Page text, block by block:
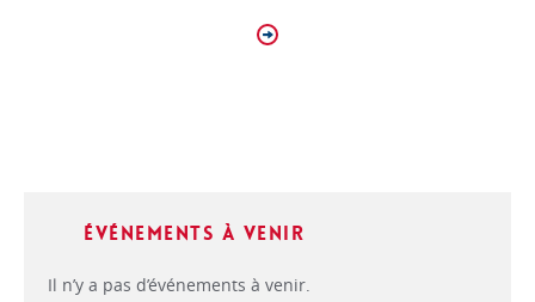
Événements à venir
Il n’y a pas d’événements à venir.